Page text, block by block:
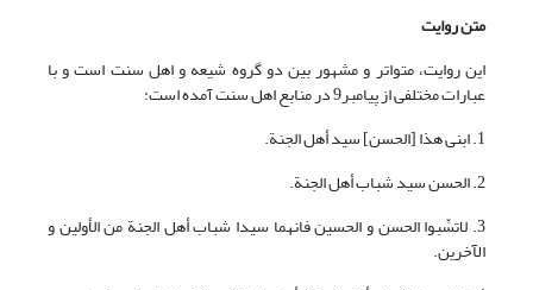
متن روایت
این روایت، متواتر و مشهور بین دو گروه شیعه و اهل سنت است و با
عبارات مختلفی از پیامبر9 در منابع اهل سنت آمده است:
1. ابنی هذا [الحسن] سید أهل الجنة.
2. الحسن سید شباب أهل الجنة.
3. لاتسِّبوا الحسن و الحسین فانهما سیدا شباب أهل الجنة من الأولین و
الآخرین.